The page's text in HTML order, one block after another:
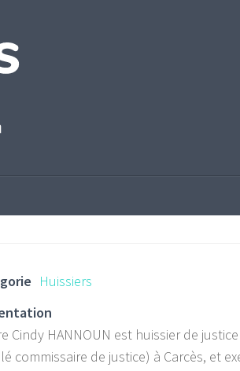
Huissiers
Cindy HANNOUN est huissier de
commissaire de justice) à Carcès, et